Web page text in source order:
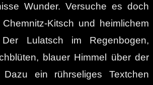
Wunder. Versuche es doch
Kitsch und heimlichem
Der Lulatsch im Regenbogen,
blauer Himmel über der
Dazu ein rührseliges Textchen